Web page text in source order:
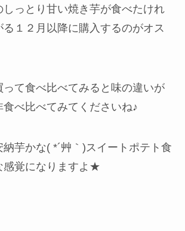
しっとり甘い焼き芋が食べたけれ
１２月以降に購入するのがオス
て食べ比べてみると味の違いが
べ比べてみてくださいね♪
芋かな( *´艸｀)スイートポテト食
感覚になりますよ★